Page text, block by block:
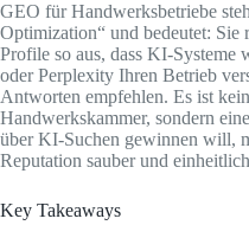
GEO für Handwerksbetriebe
Optimization“ und bedeutet: Sie
Profile so aus, dass KI-
oder Perplexity Ihren Betrieb
Antworten empfehlen. Es ist
Handwerkskammer, sondern
über KI-Suchen gewinnen will,
Reputation sauber und
Key Takeaways